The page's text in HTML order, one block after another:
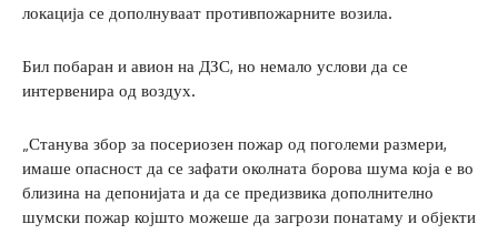
локација се дополнуваат противпожарните возила.
Бил побаран и авион на ДЗС, но немало услови да се
интервенира од воздух.
„Станува збор за посериозен пожар од поголеми размери,
имаше опасност да се зафати околната борова шума која е во
близина на депонијата и да се предизвика дополнително
шумски пожар којшто можеше да загрози понатаму и објекти